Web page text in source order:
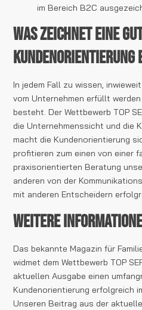
im Bereich B2C
Was zeichnet eine
Kundenorientierung
In jedem Fall zu wissen,
vom Unternehmen erfüllt
besteht. Der Wettbewerb TOP
die Unternehmenssicht und die
macht die Kundenorientierung
profitieren zum einen von einer
praxisorientierten Beratung
anderen von der
mit anderen Entscheidern
Weitere
Das bekannte Magazin für
widmet dem Wettbewerb TOP
aktuellen Ausgabe einen
Kundenorientierung erfolgreich
Unseren Beitrag aus der